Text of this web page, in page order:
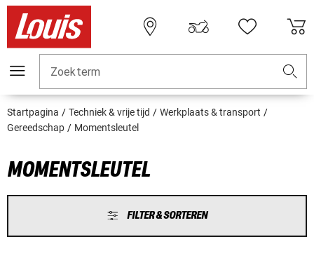
Zoekterm
Startpagina Techniek & vrije tijd
Werkplaats & transport
Gereedschap
Momentsleutel
MOMENTSLEUTEL
FILTER & SORTEREN